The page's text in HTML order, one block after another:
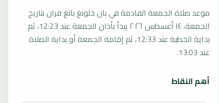
موعد صلاة الجمعة القادمة في بان خلونغ بانغ فران بتاريخ
الجمعة، ١٤ أغسطس ٢٠٢٦ يبدأ بأذان الجمعة عند 12:23، ثم
بداية الخطبة عند 12:33، ثم إقامة الجمعة أو بداية الصلاة
عند 13:03.
أهم النقاط